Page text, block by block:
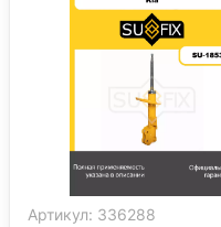
Артикул: 336288